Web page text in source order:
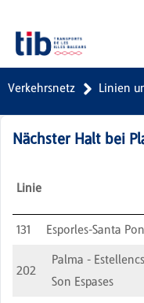
Verkehrsnetz Linien
Nächster Halt bei
Linie
131 Esporles-Santa
202
Palma -
Son Espases